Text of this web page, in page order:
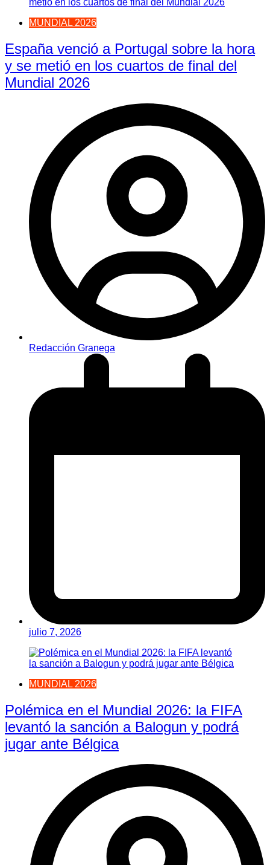
MUNDIAL 2026
España venció a Portugal sobre la hora
y se metió en los cuartos de final del
Mundial 2026
Redacción Granega
julio 7, 2026
MUNDIAL 2026
Polémica en el Mundial 2026: la FIFA
levantó la sanción a Balogun y podrá
jugar ante Bélgica